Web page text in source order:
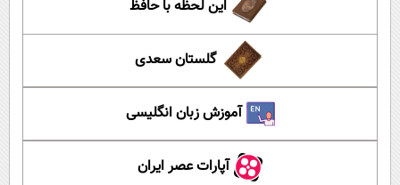
این لحظه با حافظ
گلستان سعدی
آموزش زبان انگلیسی
آپارات عصر ایران